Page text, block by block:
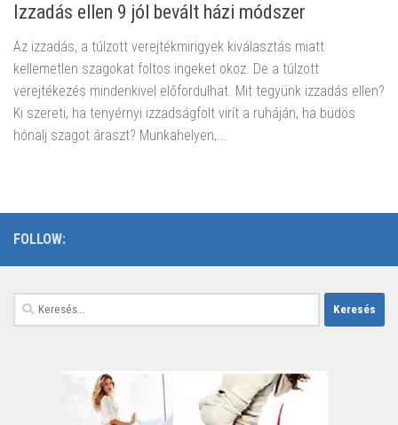
Izzadás ellen 9 jól bevált házi módszer
Az izzadás, a túlzott verejtékmirigyek kiválasztás miatt
kellemetlen szagokat foltos ingeket okoz. De a túlzott
verejtékezés mindenkivel előfordulhat. Mit tegyünk izzadás ellen?
Ki szereti, ha tenyérnyi izzadságfolt virít a ruháján, ha büdös
hónalj szagot áraszt? Munkahelyen,...
FOLLOW:
Keresés: